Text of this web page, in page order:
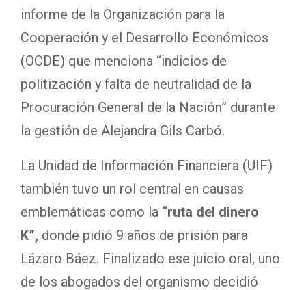
informe de la Organización para la
Cooperación y el Desarrollo Económicos
(OCDE) que menciona “indicios de
politización y falta de neutralidad de la
Procuración General de la Nación” durante
la gestión de Alejandra Gils Carbó.
La Unidad de Información Financiera (UIF)
también tuvo un rol central en causas
emblemáticas como la “ruta del dinero
K”, donde pidió 9 años de prisión para
Lázaro Báez. Finalizado ese juicio oral, uno
de los abogados del organismo decidió